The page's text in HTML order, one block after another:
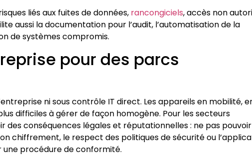
liés aux fuites de données, rancongiciels, accès non
aussi la documentation pour l’audit, l’automatisation de la
de systèmes compromis.
pour des parcs
ni sous contrôle IT direct. Les appareils en mobilité,
difficiles à gérer de façon homogène. Pour les secteurs
conséquences légales et réputationnelles : ne pas pouvoir
chiffrement, le respect des politiques de sécurité ou
procédure de conformité.